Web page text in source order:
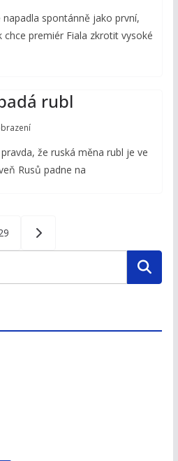
spontánně jako první,
premiér Fiala zkrotit vysoké
rubl
že ruská měna rubl je ve
Rusů padne na